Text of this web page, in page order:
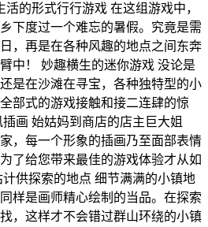
的形式行行游戏 在这组游戏中，
下度过一个难忘的暑假。究竟是需
，再是在各种风趣的地点之间东奔
中！ 妙趣横生的迷你游戏 没论是
是在沙滩在寻宝，各种独特型的小
部式的游戏接触和接二连肆的惊
画 始姑妈到商店的店主巨大姐
，每一个形象的插画乃至面部表情
了给您带来最佳的游戏体验才从如
供探索的地点 细节满满的小镇地
样是画师精心绘制的当品。在探索
，这样才不会错过群山环绕的小镇